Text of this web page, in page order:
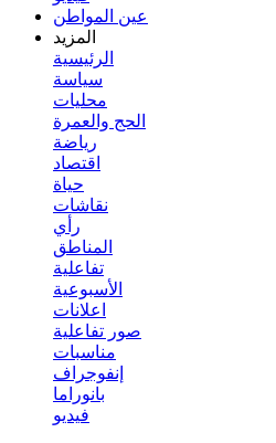
عين المواطن
المزيد
الرئيسية
سياسة
محليات
الحج والعمرة
رياضة
اقتصاد
حياة
نقاشات
رأي
المناطق
تفاعلية
الأسبوعية
اعلانات
صور تفاعلية
مناسبات
إنفوجراف
بانوراما
فيديو